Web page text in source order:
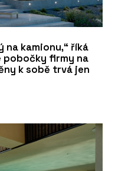
na kamionu,“ říká
pobočky firmy na
k sobě trvá jen